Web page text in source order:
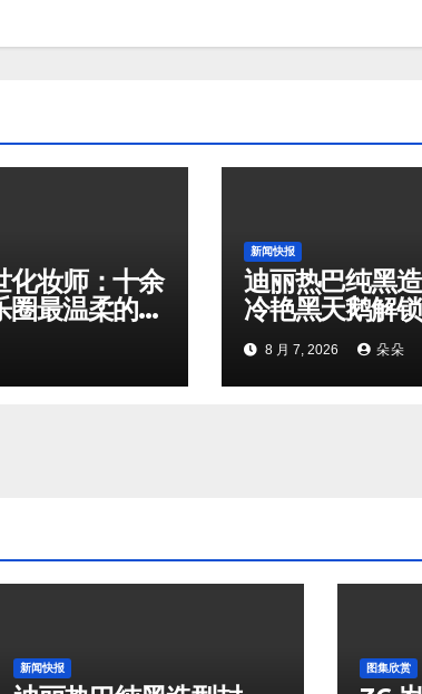
化妆师：十余
最温柔的双
新闻快报
迪丽热巴纯黑
冷艳黑天鹅解
8 月 7, 2026 朵朵
新闻快报 图集欣赏